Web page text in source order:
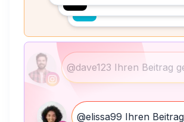
@dave123 Ihren Beitrag
@elissa99 Ihren